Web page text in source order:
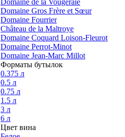
Domaine de la Vougeraie
Domaine Gros Frère et Sœur
Domaine Fourrier
Château de la Maltroye
Domaine Coquard Loison-Fleurot
Domaine Perrot-Minot
Domaine Jean-Marc Millot
Форматы бутылок
0.375 л
0.5 л
0.75 л
1.5 л
3 л
6 л
Цвет вина